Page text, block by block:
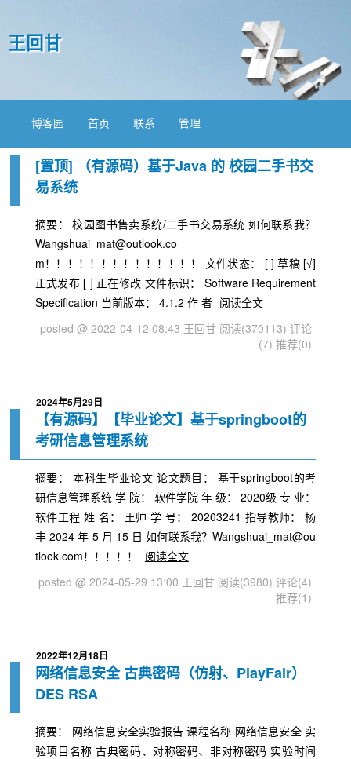
王回甘
博客园 首页 联系 管理
[置顶] （有源码）基于Java 的 校园二手书交
易系统
摘要： 校园图书售卖系统/二手书交易系统 如何联系我？
Wangshuai_mat@outlook.co
m！！！！！！！！！！！！！！ 文件状态： [ ] 草稿 [√]
正式发布 [ ] 正在修改 文件标识： Software Requirement
Specification 当前版本： 4.1.2 作 者 阅读全文
posted @ 2022-04-12 08:43 王回甘 阅读(370113) 评论
(7) 推荐(0)
2024年5月29日
【有源码】【毕业论文】基于springboot的
考研信息管理系统
摘要： 本科生毕业论文 论文题目： 基于springboot的考
研信息管理系统 学 院： 软件学院 年 级： 2020级 专 业：
软件工程 姓 名： 王帅 学 号： 20203241 指导教师： 杨
丰 2024 年 5 月 15 日 如何联系我？Wangshuai_mat@ou
tlook.com！！！！！
阅读全文
posted @ 2024-05-29 13:00 王回甘 阅读(3980) 评论(4)
推荐(1)
2022年12月18日
网络信息安全 古典密码（仿射、PlayFair）
DES RSA
摘要： 网络信息安全实验报告 课程名称 网络信息安全 实
验项目名称 古典密码、对称密码、非对称密码 实验时间